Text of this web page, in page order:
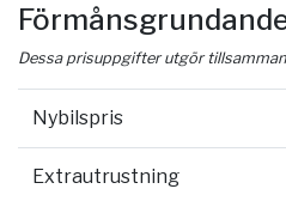
Dessa prisuppgifter utgör
Nybilspris
Extrautrustning